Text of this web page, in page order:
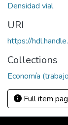
Densidad vial
URI
https://
Collections
Economía
Full item